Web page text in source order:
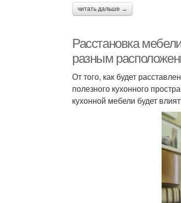
читать дальше →
Расстановка
разным
От того, как будет
полезного кухонного
кухонной мебели будет